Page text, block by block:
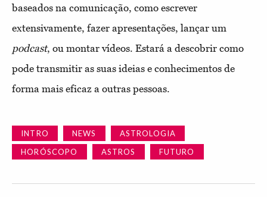
baseados na comunicação, como escrever
extensivamente, fazer apresentações, lançar um
podcast, ou montar vídeos. Estará a descobrir como
pode transmitir as suas ideias e conhecimentos de
forma mais eficaz a outras pessoas.
INTRO NEWS
ASTROLOGIA
HORÓSCOPO
ASTROS FUTURO